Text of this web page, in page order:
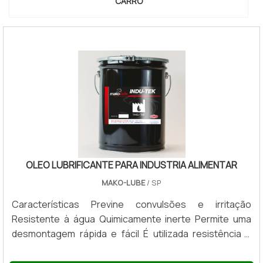
Evite grafite solto em áreas onde poeira se acumula
15 vezes para espalhar o produto de forma direta
pelas superfícies. Verifique alinhamento das
borrachas e ajuste se notar ruídos. Para manutenção
geral, repita o procedimento a cada 6–12 meses ou
quando notar resistência diferente no movimento;
registre a data e o produto usado para referência
Limpar e secar a área antes de aplicar
fina
Abrir e fechar a porta várias vezes para distribuir e
OLEO LUBRIFICANTE PARA INDUSTRIA ALIMENTAR
MAKO-LUBE/ SP
Características Previne convulsões e irritação
Resistente à água Quimicamente inerte Permite uma
desmontagem rápida e fácil É utilizada resistência a